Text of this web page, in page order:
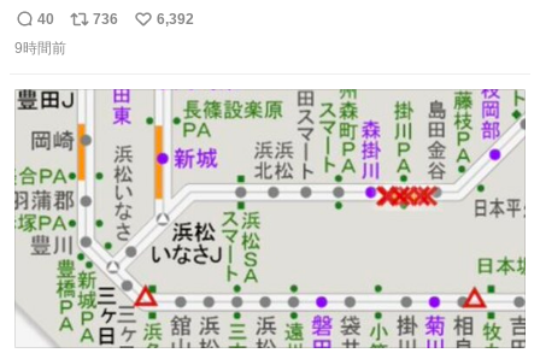
返
信
40
リ
ト
数
736
い
6,392
9時間前